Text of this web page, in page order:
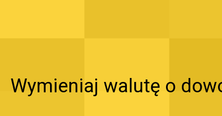
Wymieniaj walutę o